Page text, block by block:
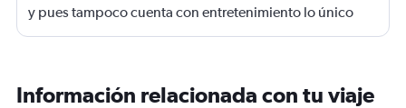
y pues tampoco cuenta con entretenimiento lo único
que complementa es ver limpio el avión y la tripulación
Información relacionada con tu viaje